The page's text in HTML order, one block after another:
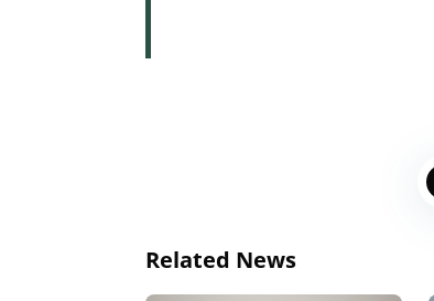
Related News